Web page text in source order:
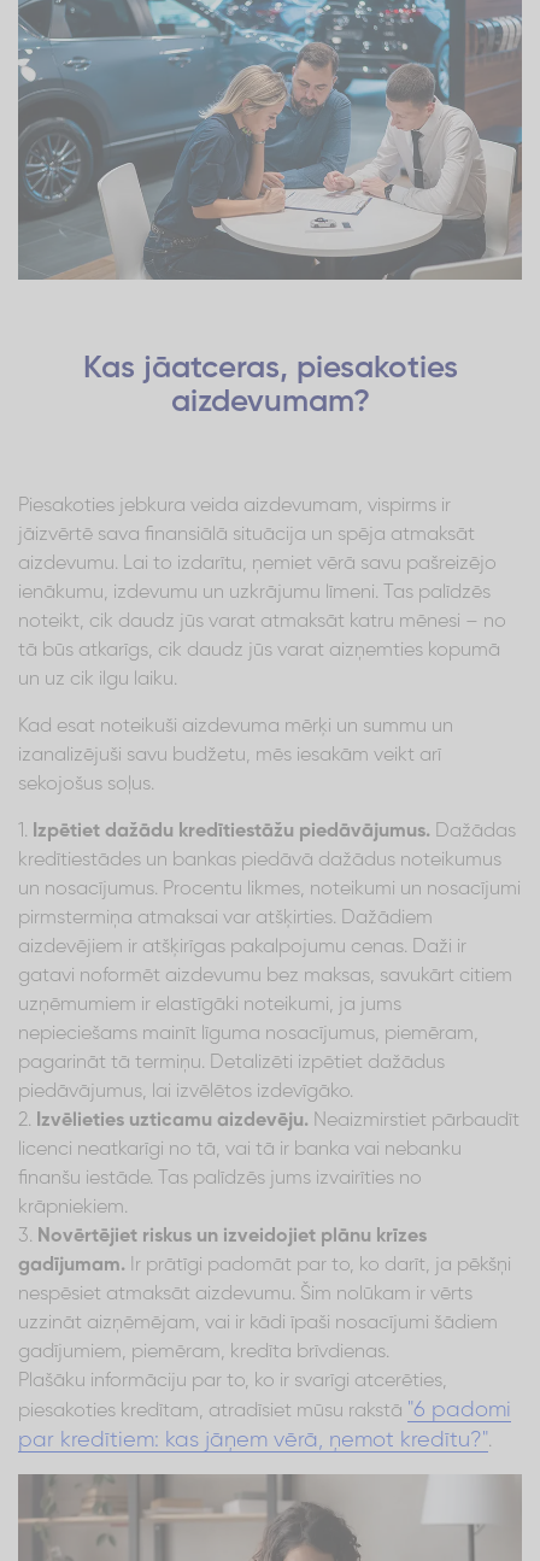
Kas jāatceras, piesakoties
aizdevumam?
Piesakoties jebkura veida aizdevumam, vispirms ir
jāizvērtē sava finansiālā situācija un spēja atmaksāt
aizdevumu. Lai to izdarītu, ņemiet vērā savu pašreizējo
ienākumu, izdevumu un uzkrājumu līmeni. Tas palīdzēs
noteikt, cik daudz jūs varat atmaksāt katru mēnesi – no
tā būs atkarīgs, cik daudz jūs varat aizņemties kopumā
un uz cik ilgu laiku.
Kad esat noteikuši aizdevuma mērķi un summu un
izanalizējuši savu budžetu, mēs iesakām veikt arī
sekojošus soļus.
1. Izpētiet dažādu kredītiestāžu piedāvājumus. Dažādas
kredītiestādes un bankas piedāvā dažādus noteikumus
un nosacījumus. Procentu likmes, noteikumi un nosacījumi
pirmstermiņa atmaksai var atšķirties. Dažādiem
aizdevējiem ir atšķirīgas pakalpojumu cenas. Daži ir
gatavi noformēt aizdevumu bez maksas, savukārt citiem
uzņēmumiem ir elastīgāki noteikumi, ja jums
nepieciešams mainīt līguma nosacījumus, piemēram,
pagarināt tā termiņu. Detalizēti izpētiet dažādus
piedāvājumus, lai izvēlētos izdevīgāko.
2. Izvēlieties uzticamu aizdevēju. Neaizmirstiet pārbaudīt
licenci neatkarīgi no tā, vai tā ir banka vai nebanku
finanšu iestāde. Tas palīdzēs jums izvairīties no
krāpniekiem.
3. Novērtējiet riskus un izveidojiet plānu krīzes
gadījumam. Ir prātīgi padomāt par to, ko darīt, ja pēkšņi
nespēsiet atmaksāt aizdevumu. Šim nolūkam ir vērts
uzzināt aizņēmējam, vai ir kādi īpaši nosacījumi šādiem
gadījumiem, piemēram, kredīta brīvdienas.
Plašāku informāciju par to, ko ir svarīgi atcerēties,
piesakoties kredītam, atradīsiet mūsu rakstā "6 padomi
par kredītiem: kas jāņem vērā, ņemot kredītu?".